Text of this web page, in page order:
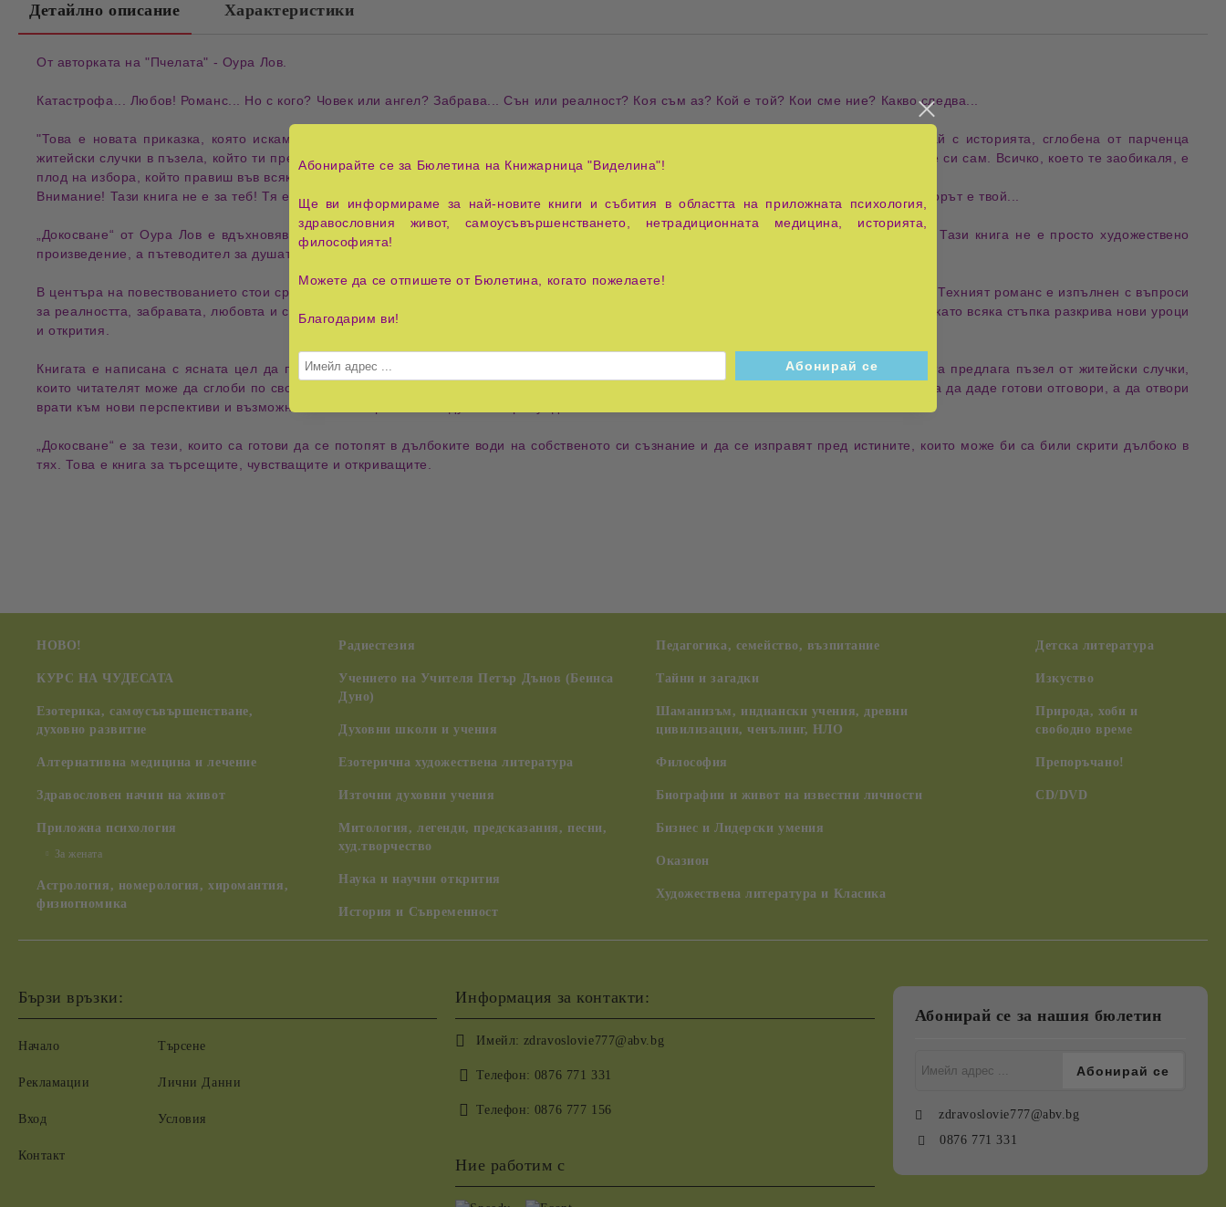
Детайлно описание Характеристики
От авторката на "Пчелата" - Оура Лов
Катастрофа Любов! Романс ... Но с кого? Човек илиангел? Забрава ...Сън или реалност? Коя съм аз? Кой е той? Кои сме ние? Какво следва...
"Това е новата приказка , която искам да ти разкажа. Не приемай нищо за забавлявай с историята , сглобена от парченца
житейски случки в пъзела , който ти предлагам. Нека всеки вземе от книгата само онова, от което има нужда. И не забравяй, ти никога не сисам . Всичко, което те заобикаля, е
плод на избора
, който правиш във всяка житейска ситуация също като теб и
Внимание! Тази книга не е за теб! Тя е за
ти, която иска да си спомни. Не посягай към нея, ако не си Изборът е твой...
„Докосване“ от Оура Лов е вдъхновяващ роман, който прелива от духовна мъдрост емоционална дълбочина езотерични прозорци
. Тази книга не е просто художествено
произведение, а пътеводител за душата , която търси себе си и своето място в света.
В центъра на повествованието стои срещата между главната героиня и мистериозен мъж, който може да бъде както . Техният романс е изпълнен с въпроси
за реалността забравата любовта исъществуването . Те се впускат в пътуване, което ги води през , като всяка стъпка разкрива новиуроци
иоткрития
Книгата е написана с ясната цел да провокирачитателя да се замисли за собственото си съществуване. Авторката предлага пъзел от житейски случки
които читателят може да сглоби по свой начин, в зависимост от личните си преживявания и разбирания. Това е книга, която не се опитва да даде готови отговори, а да отвори
врати към нови перспективи и възможности за
„Докосване“ е за тези, които са готови да се потопят в дълбоките води на собственото сисъзнание и да се изправят пред истините
, които може би са били скрити дълбоко в
тях. Това е книга за търсещите чувстващите и откриващите
НОВО!
КУРС НА ЧУДЕСАТА
Езотерика, самоусъвършенстване,
духовно развитие
Алтернативна медицина и лечение
Здравословен начин на живот
Приложна психология
За жената
Астрология, номерология, хиромантия,
физиогномика
Радиестезия
Учението на Учителя Петър Дънов (Беинса
Дуно)
Духовни школи и учения
Езотерична художествена литература
Източни духовни учения
Митология, легенди, предсказания, песни,
худ.творчество
Наука и научни открития
История и Съвременност
Педагогика, семейство, възпитание
Тайни и загадки
Шаманизъм, индиански учения, древни
цивилизации, ченълинг, НЛО
Философия
Биографии и живот на известни личности
Бизнес и Лидерски умения
Оказион
Художествена литература и Класика
Детска литература
Изкуство
Природа, хоби и
свободно време
Препоръчано!
CD/DVD
Бързи връзки:
Начало
Рекламации
Вход
Контакт
Търсене
Лични Данни
Условия
Информация за контакти:
Имейл: zdravoslovie777@abv.bg
Телефон: 0876 771 331
Телефон: 0876 777 156
Ние работим с
Абонирай се за нашия бюлетин
zdravoslovie777@abv.bg
0876 771 331
Абонирайте се за Бюлетина на Книжарница "Виделина"!
Ще ви информираме за най-новите книги и събития в областта на приложната психология,
здравословния живот, самоусъвършенстването, нетрадиционната медицина, историята,
философията!
Можете да се отпишете от Бюлетина, когато пожелаете!
Благодарим ви!